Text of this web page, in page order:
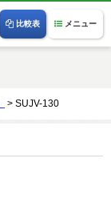
メニュー
比較表
> SUJV-130